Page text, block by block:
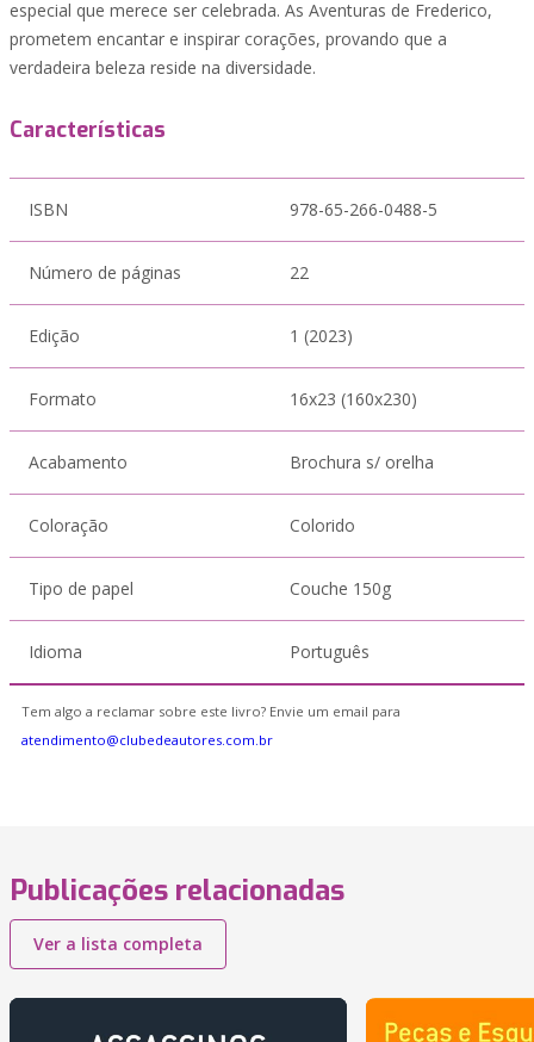
especial que merece ser celebrada. As Aventuras de Frederico,
prometem encantar e inspirar corações, provando que a
verdadeira beleza reside na diversidade.
Características
ISBN 978-65-266-0488-5
Número de páginas 22
Edição 1 (2023)
Formato 16x23 (160x230)
Acabamento Brochura s/ orelha
Coloração Colorido
Tipo de papel Couche 150g
Idioma Português
Tem algo a reclamar sobre este livro? Envie um email para
atendimento@clubedeautores.com.br
Publicações relacionadas
Ver a lista completa